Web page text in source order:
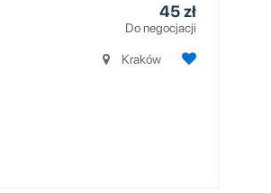
45 zł
Do negocjacji
Kraków